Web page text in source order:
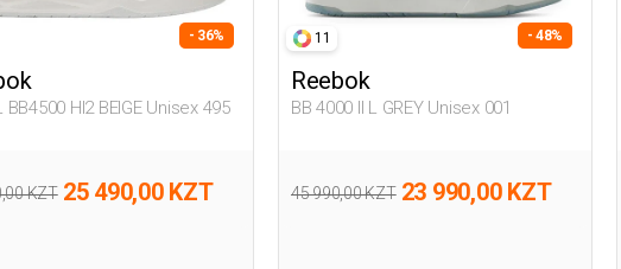
- 36%
BB4500 HI2 BEIGE Unisex 495
KZT 25 490,00 KZT
11 - 48%
Reebok
BB 4000 II L GREY Unisex 001
45 990,00 KZT 23 990,00 KZT